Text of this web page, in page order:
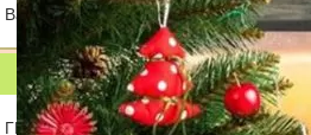
Вашата мечтана цел! Your Desired
ГЕОДЕЗИЯ 97 е фирма, създадена